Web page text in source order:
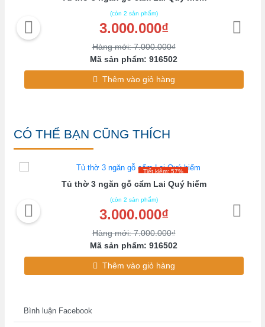
(còn 2 sản phẩm)
3.000.000₫
Hàng mới: 7.000.000₫
Mã sản phẩm: 916502
Thêm vào giỏ hàng
CÓ THỂ BẠN CŨNG THÍCH
Tiết kiệm: 57%
Tủ thờ 3 ngăn gỗ cẩm Lai Quý hiếm
(còn 2 sản phẩm)
3.000.000₫
Hàng mới: 7.000.000₫
Mã sản phẩm: 916502
Thêm vào giỏ hàng
Bình luận Facebook